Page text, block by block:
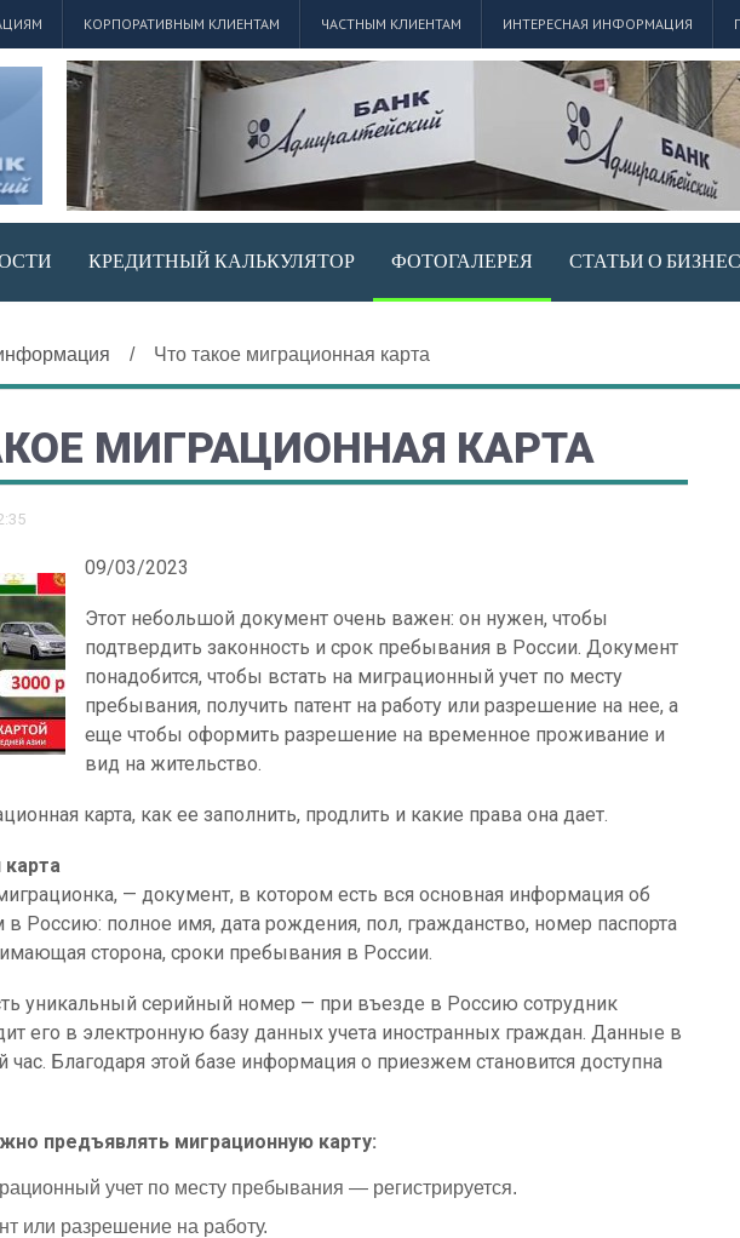
КОРПОРАТИВНЫМ КЛИЕНТАМ ЧАСТНЫМ КЛИЕНТАМ ИНТЕРЕСНАЯ ИНФОРМАЦИЯ
КРЕДИТНЫЙ КАЛЬКУЛЯТОР ФОТОГАЛЕРЕЯ СТАТЬИ О
/ Что такое миграционная карта
МИГРАЦИОННАЯ КАРТА
09/03/2023
Этот небольшой документ очень важен: он нужен, чтобы
подтвердить законность и срок пребывания в России. Документ
понадобится, чтобы встать на миграционный учет по месту
пребывания, получить патент на работу или разрешение на нее, а
еще чтобы оформить разрешение на временное проживание и
вид на жительство.
карта, как ее заполнить, продлить и какие права она дает.
— документ, в котором есть вся основная информация об
Россию: полное имя, дата рождения, пол, гражданство, номер паспорта
сторона, сроки пребывания в России.
уникальный серийный номер — при въезде в Россию сотрудник
его в электронную базу данных учета иностранных граждан. Данные в
Благодаря этой базе информация о приезжем становится доступна
предъявлять миграционную карту:
учет по месту пребывания — регистрируется.
или разрешение на работу.